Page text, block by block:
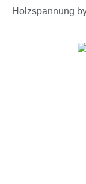
Holzspannung
Bildergalerie